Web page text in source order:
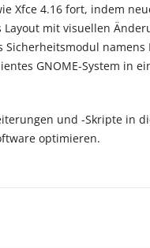
Xfce 4.16 fort, indem
mit visuellen
GNOME-System in
und -Skripte in
optimieren.